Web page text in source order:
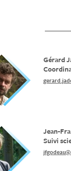
Gérard
Jean-
Suivi